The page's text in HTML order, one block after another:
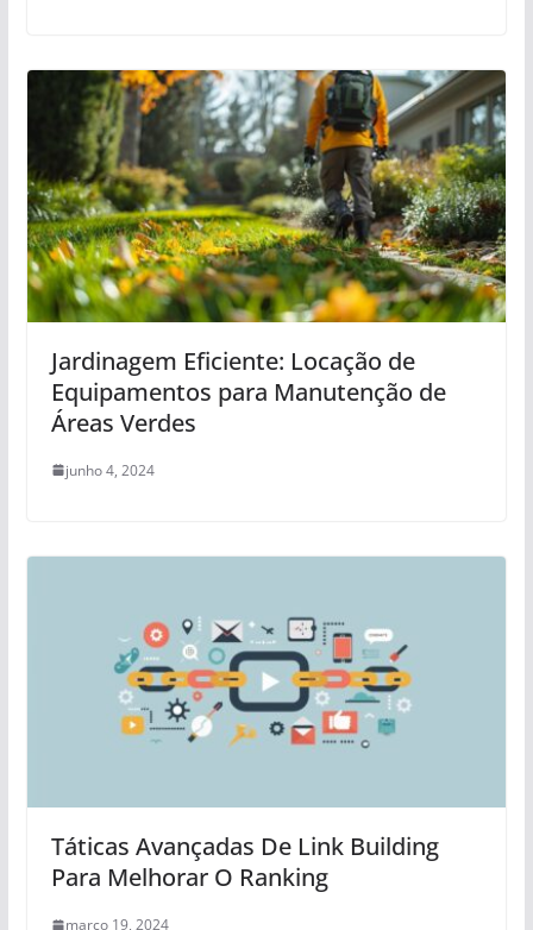
Jardinagem Eficiente: Locação de
Equipamentos para Manutenção de
Áreas Verdes
junho 4, 2024
Táticas Avançadas De Link Building
Para Melhorar O Ranking
março 19, 2024